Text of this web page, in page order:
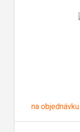
na objednávku